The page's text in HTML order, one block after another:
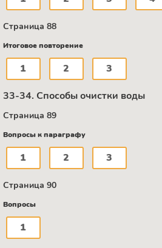
Страница 88
Итоговое повторение
1 2 3
33-34. Способы очистки воды
Страница 89
Вопросы к параграфу
1 2 3
Страница 90
Вопросы
1